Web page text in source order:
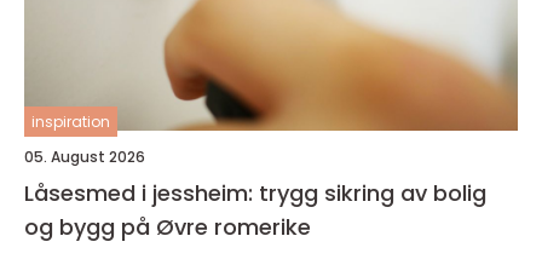
inspiration
05. August 2026
Låsesmed i jessheim: trygg sikring av bolig
og bygg på Øvre romerike